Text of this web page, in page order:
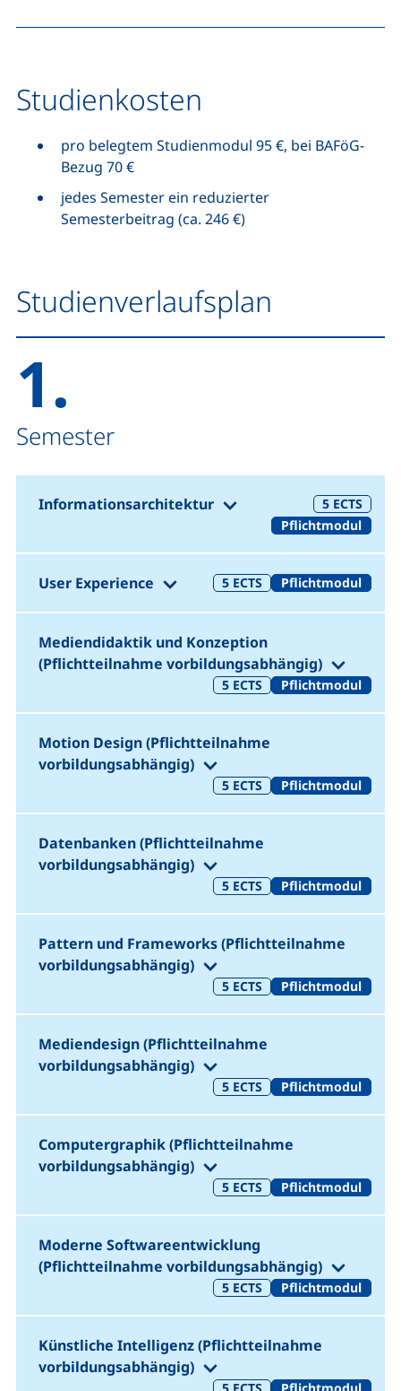
Studienkosten
pro belegtem Studienmodul 95 €, bei BAFöG-
Bezug 70 €
jedes Semester ein reduzierter
Semesterbeitrag (ca. 246 €)
Studienverlaufsplan
1.
Semester
Informationsarchitektur (1. Semester)
5 ECTS
Pflichtmodul
User Experience (1. Semester)
5 ECTS Pflichtmodul
Mediendidaktik und Konzeption
(Pflichtteilnahme vorbildungsabhängig)
(1.
5 ECTS Pflichtmodul
Motion Design(Pflichtteilnahme
vorbildungsabhängig)
(1. Semester)
5 ECTS Pflichtmodul
Datenbanken (Pflichtteilnahme
vorbildungsabhängig)
(1. Semester)
5 ECTS Pflichtmodul
Pattern und Frameworks(Pflichtteilnahme
vorbildungsabhängig)
(1. Semester)
5 ECTS Pflichtmodul
Mediendesign(Pflichtteilnahme
vorbildungsabhängig)
(1. Semester)
5 ECTS Pflichtmodul
Computergraphik (Pflichtteilnahme
vorbildungsabhängig)
(1. Semester)
5 ECTS Pflichtmodul
Moderne Softwareentwicklung
(Pflichtteilnahme vorbildungsabhängig)
(1.
5 ECTS Pflichtmodul
Künstliche Intelligenz (Pflichtteilnahme
vorbildungsabhängig)
(1. Semester)